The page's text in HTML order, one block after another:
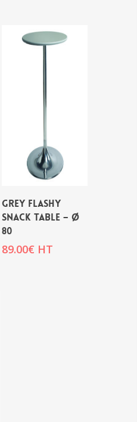
GREY FLASHY
SNACK TABLE – Ø
80
89.00€ HT